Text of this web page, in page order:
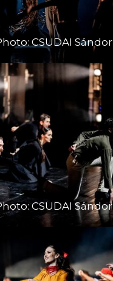
CSUDAI Sándor
CSUDAI Sándor